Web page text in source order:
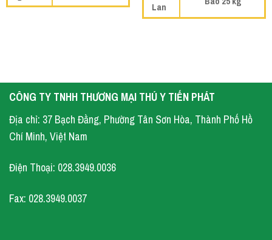
Lan
CÔNG TY TNHH THƯƠNG MẠI THÚ Y TIẾN PHÁT
Địa chỉ: 37 Bạch Đằng, Phường Tân Sơn Hòa, Thành Phố Hồ
Chí Minh, Việt Nam
Điện Thoại: 028.3949.0036
Fax: 028.3949.0037